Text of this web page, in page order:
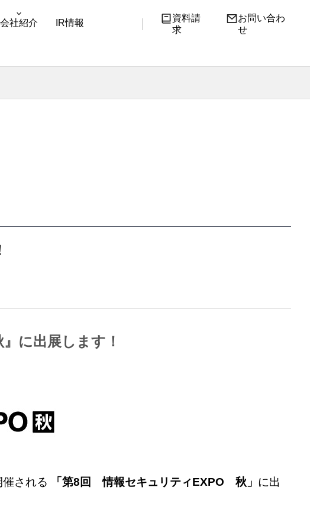
会社紹介 IR情報
資料請
求
お問い合わ
せ
に出展します！
催される 「第8回 情報セキュリティEXPO 秋」 に出